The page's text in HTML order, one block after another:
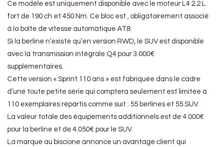
Ce modèle est uniquement disponible avec le moteur L4 2.2 L
fort de 190 ch et 450 Nm. Ce bloc est , obligatoirement associé
à la boîte de vitesse automatique AT8.
Si la berline n’existe qu’en version RWD, le SUV est disponible
avec la transmission intégrale Q4 pour 3.000€
supplémentaires.
Cette version « Sprint 110 ans » est fabriquée dans le cadre
d’une toute petite série qui comptera seulement est limitée à
110 exemplaires répartis comme suit : 55 berlines et 55 SUV.
La valeur totale des équipements additionnels est de 4.000€
pour la berline et de 4.050€ pour le SUV.
La marque au biscione annonce un avantage client qui